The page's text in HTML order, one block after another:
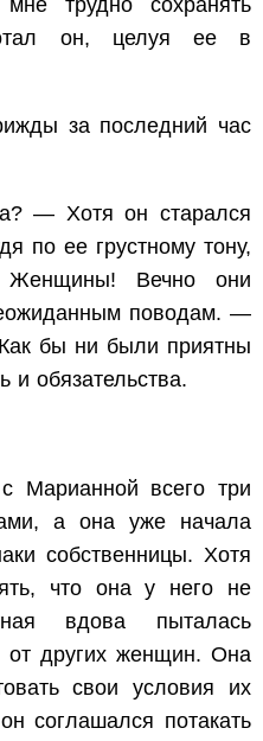
трудно сохранять
он, целуя ее в
за последний час
— Хотя он старался
по ее грустному тону,
Женщины! Вечно они
поводам. —
бы ни были приятны
и обязательства.
Марианной всего три
а она уже начала
собственницы. Хотя
что она у него не
вдова пыталась
от других женщин. Она
свои условия их
соглашался потакать